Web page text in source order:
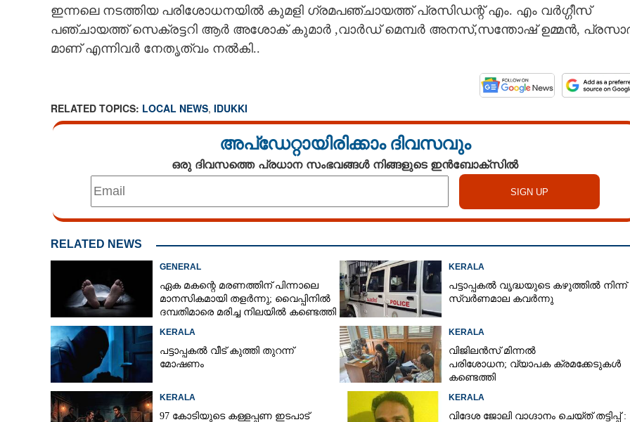
ഇന്നലെ നടത്തിയ പരിശോധനയിൽ കുമളി ഗ്രമപഞ്ചായത്ത് പ്രസിഡന്റ് എം. എം വർഗ്ഗീസ്
പഞ്ചായത്ത് സെക്രട്ടറി ആർ അശോക് കുമാർ ,വാർഡ് മെമ്പർ അനസ്,സന്തോഷ് ഉമ്മൻ,
മാണ് എന്നിവർ നേതൃത്വം നൽകി..
RELATED TOPICS: LOCAL NEWS, IDUKKI
അപ്ഡേറ്റായിരിക്കാം ദിവസവും
ഒരു ദിവസത്തെ പ്രധാന സംഭവങ്ങൾ നിങ്ങളുടെ ഇൻബോക്സിൽ
RELATED NEWS
GENERAL
ഏക മകന്റെ മരണത്തിന് പിന്നാലെ
മാനസികമായി തളർന്നു; വൈപ്പിനിൽ
ദമ്പതിമാരെ മരിച്ച നിലയിൽ കണ്ടെത്തി
KERALA
പട്ടാപ്പകൽ വൃദ്ധയുടെ കഴുത്തിൽ നിന്ന്
സ്വർണമാല കവർന്നു
KERALA
പട്ടാപ്പകൽ വീട് കുത്തി തുറന്ന്
മോഷണം
KERALA
വിജിലൻസ് മിന്നൽ
പരിശോധന; വ്യാപക ക്രമക്കേടുകൾ
കണ്ടെത്തി
KERALA
97 കോടിയുടെ കള്ളപ്പണ ഇടപാട്
KERALA
വിദേശ ജോലി വാഗ്ദാനം ചെയ്ത് തട്ടിപ്പ് :